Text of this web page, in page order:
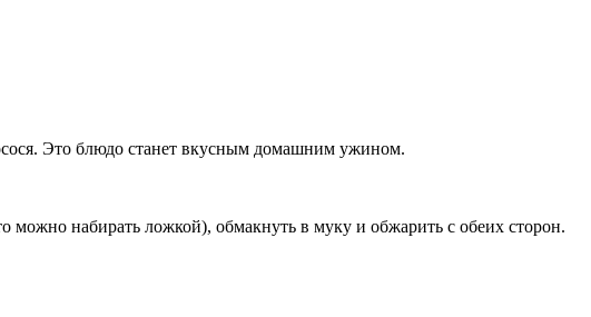
Это блюдо станет вкусным домашним ужином.
можно набирать ложкой), обмакнуть в муку и обжарить с обеих сторон.